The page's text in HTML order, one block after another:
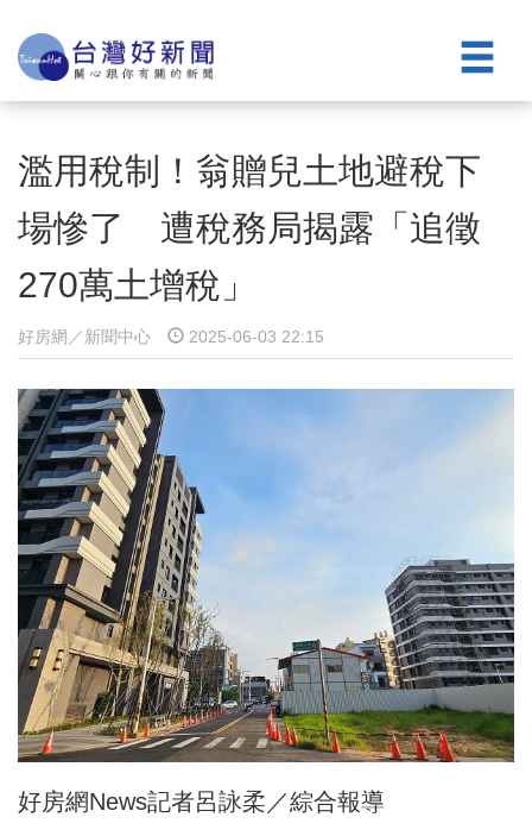
濫用稅制！翁贈兒土地避稅下
場慘了 遭稅務局揭露「追徵
270萬土增稅」
好房網／新聞中心 2025-06-03 22:15
好房網News記者呂詠柔／綜合報導